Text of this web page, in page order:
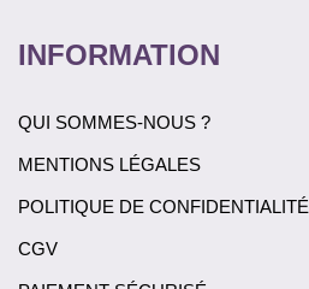
INFORMATION
QUI SOMMES-NOUS ?
MENTIONS LÉGALES
POLITIQUE DE CONFIDENTIALITÉ
CGV